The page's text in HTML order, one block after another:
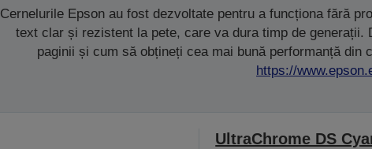
Cernelurile Epson au fost dezvoltate pentru a funcționa fără
text clar și rezistent la pete, care va dura timp de generații.
paginii și cum să obțineți cea mai bună performanță
https://
UltraChrome DS